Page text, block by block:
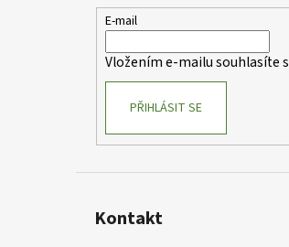
E-mail
Vložením e-mailu souhlasíte s
PŘIHLÁSIT SE
Kontakt